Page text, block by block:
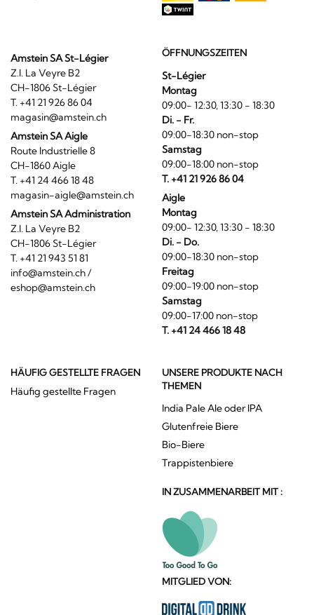
Amstein SA St-Légier
Z.I. La Veyre B2
CH-1806 St-Légier
T. +41 21 926 86 04
magasin@amstein.ch
Amstein SA Aigle
Route Industrielle 8
CH-1860 Aigle
T. +41 24 466 18 48
magasin-aigle@amstein.ch
Amstein SA Administration
Z.I. La Veyre B2
CH-1806 St-Légier
T. +41 21 943 51 81
info@amstein.ch/
eshop@amstein.ch
ÖFFNUNGSZEITEN
St-Légier
Montag
09:00- 12:30, 13:30 - 18:30
Di. - Fr.
09:00-18:30 non-stop
Samstag
09:00-18:00 non-stop
T. +41 21 926 86 04
Aigle
Montag
09:00- 12:30, 13:30 - 18:30
Di. - Do.
09:00-18:30 non-stop
Freitag
09:00-19:00 non-stop
Samstag
09:00-17:00 non-stop
T. +41 24 466 18 48
HÄUFIG GESTELLTE FRAGEN
Häufig gestellte Fragen
UNSERE PRODUKTE NACH
THEMEN
India Pale Ale oder IPA
Glutenfreie Biere
Bio-Biere
Trappistenbiere
IN ZUSAMMENARBEIT MIT :
MITGLIED VON: